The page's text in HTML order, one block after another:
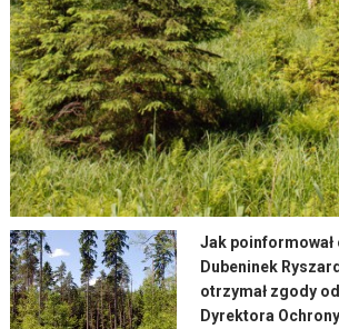
Jak
Dubeninek
otrzymał zgody
Dyrektora